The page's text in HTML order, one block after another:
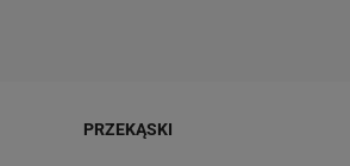
PRZEKĄSKI